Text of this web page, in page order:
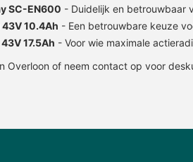
SC-EN600 - Duidelijk en betrouwbaar
43V 10.4Ah - Een betrouwbare keuze
43V 17.5Ah - Voor wie maximale
Overloon of neem contact op voor